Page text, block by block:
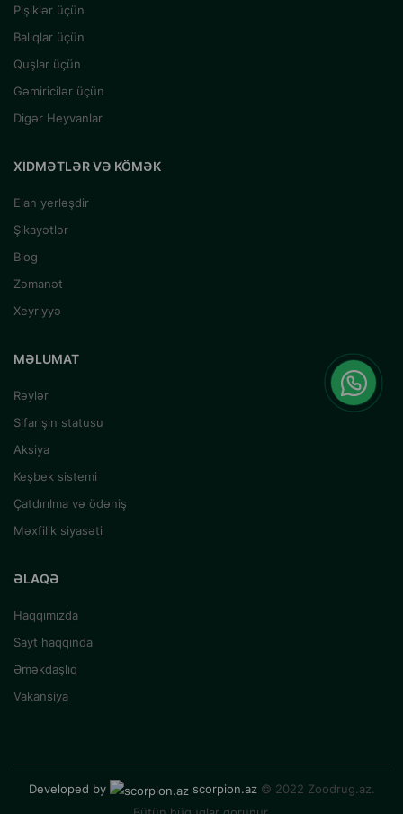
Pişiklər üçün
Balıqlar üçün
Quşlar üçün
Gəmiricilər üçün
Digər Heyvanlar
XIDMƏTLƏR VƏ KÖMƏK
Elan yerləşdir
Şikayətlər
Blog
Zəmanət
Xeyriyyə
MƏLUMAT
Rəylər
Sifarişin statusu
Aksiya
Keşbek sistemi
Çatdırılma və ödəniş
Məxfilik siyasəti
ƏLAQƏ
Haqqımızda
Sayt haqqında
Əməkdaşlıq
Vakansiya
Developed by scorpion.az © 2022 Zoodrug.az.